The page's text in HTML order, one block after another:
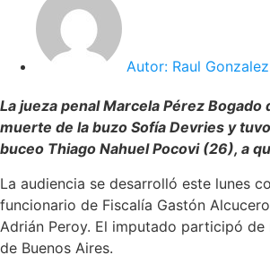
Autor: Raul Gonzalez
La jueza penal Marcela Pérez
muerte de la buzo Sofía Devries y
buceo Thiago Nahuel Pocovi (26), a
La audiencia se desarrolló este lunes
funcionario de Fiscalía Gastón
Adrián Peroy. El imputado participó
de Buenos Aires.